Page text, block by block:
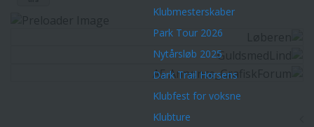
Klubmesterskaber
Park Tour 2026
Nytårsløb 2025
Dark Trail Horsens
Klubfest for voksne
Klubture